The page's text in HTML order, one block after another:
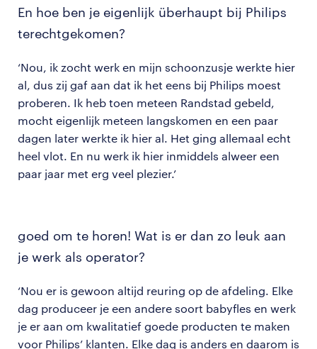
En hoe ben je eigenlijk überhaupt bij Philips
terechtgekomen?
‘Nou, ik zocht werk en mijn schoonzusje werkte hier
al, dus zij gaf aan dat ik het eens bij Philips moest
proberen. Ik heb toen meteen Randstad gebeld,
mocht eigenlijk meteen langskomen en een paar
dagen later werkte ik hier al. Het ging allemaal echt
heel vlot. En nu werk ik hier inmiddels alweer een
paar jaar met erg veel plezier.’
goed om te horen! Wat is er dan zo leuk aan
je werk als operator?
‘Nou er is gewoon altijd reuring op de afdeling. Elke
dag produceer je een andere soort babyfles en werk
je er aan om kwalitatief goede producten te maken
voor Philips’ klanten. Elke dag is anders en daarom is